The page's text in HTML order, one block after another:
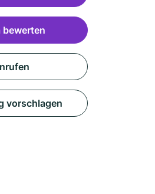
bewerten
vorschlagen